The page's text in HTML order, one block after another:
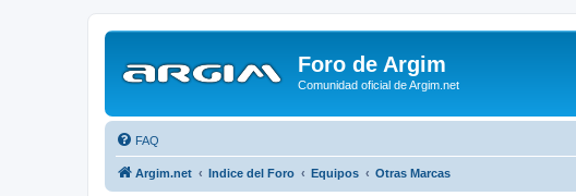
Foro de Argim
Comunidad oficial de Argim.net
FAQ
Argim.net Indice del Foro Equipos Otras Marcas